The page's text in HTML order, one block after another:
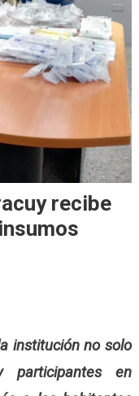
recibe
institución no solo
participantes en